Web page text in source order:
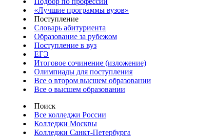
«Лучшие программы вузов»
Поступление
Словарь абитуриента
Образование за рубежом
Поступление в вуз
ЕГЭ
Итоговое сочинение (изложение)
Олимпиады для поступления
Все о втором высшем образовании
Все о высшем образовании
Поиск
Все колледжи России
Колледжи Москвы
Колледжи Санкт-Петербурга